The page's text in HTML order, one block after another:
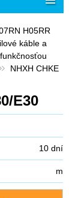
H05RR
káble a
NHXH CHKE
E30
10 dní
m